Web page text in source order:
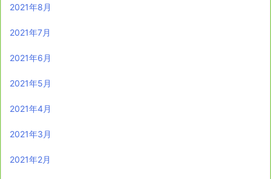
2021年8月
2021年7月
2021年6月
2021年5月
2021年4月
2021年3月
2021年2月